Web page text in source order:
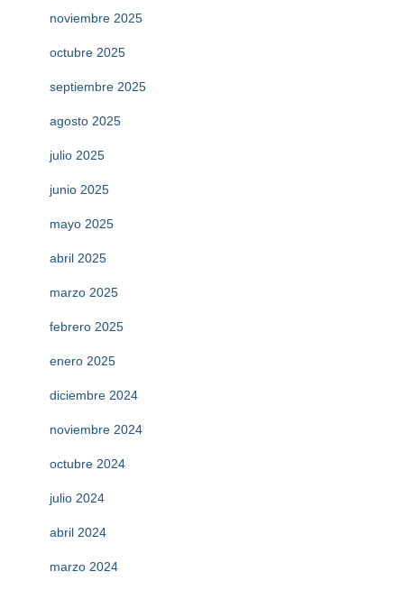
noviembre 2025
octubre 2025
septiembre 2025
agosto 2025
julio 2025
junio 2025
mayo 2025
abril 2025
marzo 2025
febrero 2025
enero 2025
diciembre 2024
noviembre 2024
octubre 2024
julio 2024
abril 2024
marzo 2024